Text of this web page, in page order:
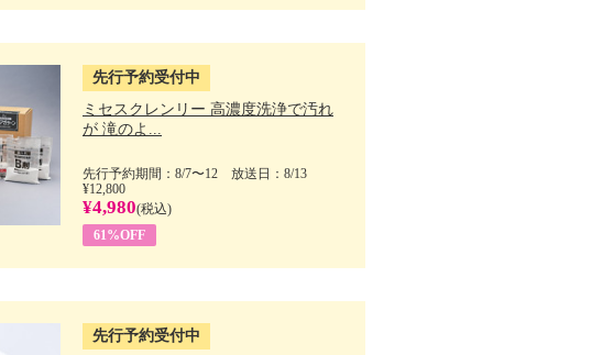
先行予約受付中
ミセスクレンリー 高濃度洗浄で汚れ
が 滝のよ...
先行予約期間：8/7〜12 放送日：8/13
¥12,800
¥4,980(税込)
61%OFF
先行予約受付中